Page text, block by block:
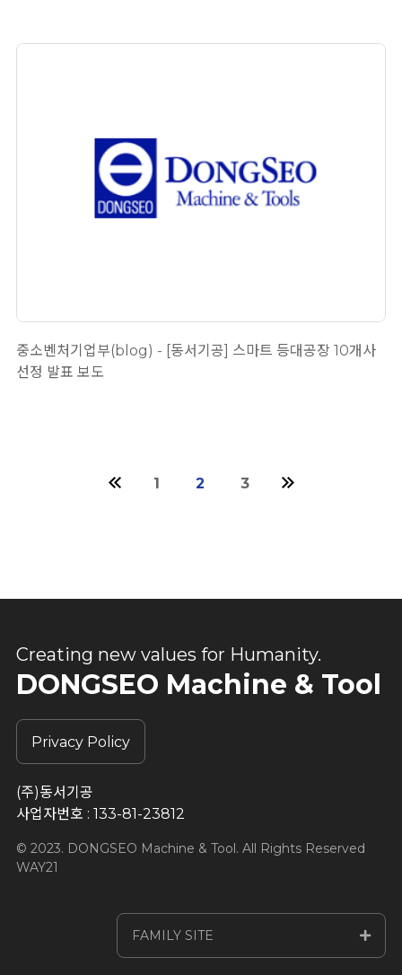
중소벤처기업부(blog) - [동서기공] 스마트 등대공장 10개사
선정 발표 보도
1 2(current)
3
Creating new values for Humanity.
DONGSEO Machine & Tool
Privacy Policy
(주)동서기공
사업자번호 : 133-81-23812
© 2023. DONGSEO Machine & Tool. All Rights Reserved
WAY21
FAMILY SITE